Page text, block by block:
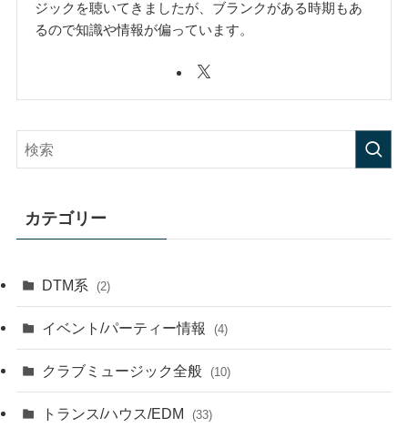
ジックを聴いてきましたが、ブランクがある時期もあ
るので知識や情報が偏っています。
カテゴリー
DTM系 (2)
イベント/パーティー情報 (4)
クラブミュージック全般 (10)
トランス/ハウス/EDM (33)